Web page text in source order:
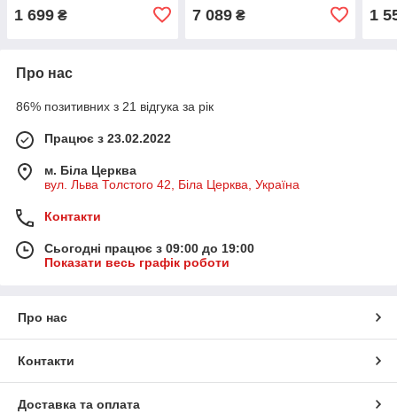
1 699 ₴ 7 089₴ 1
Про нас
86% позитивних з 21 відгука за рік
Працює з 23.02.2022
м. Біла Церква
вул. Льва Толстого 42, Біла Церква, Україна
Контакти
Сьогодні працює з 09:00 до 19:00
Показати весь графік роботи
Про нас
Контакти
Доставка та оплата